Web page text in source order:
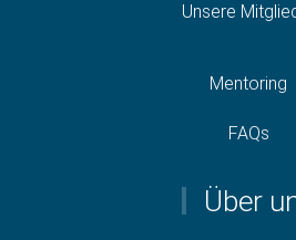
Unsere
Mentoring
FAQs
Über